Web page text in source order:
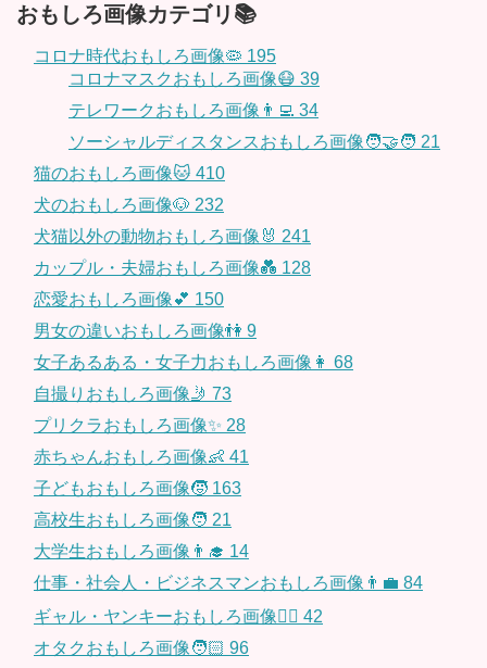
おもしろ画像カテゴリ📚
コロナ時代おもしろ画像🦠 195
コロナマスクおもしろ画像😷 39
テレワークおもしろ画像👨‍💻 34
ソーシャルディスタンスおもしろ画像🧑‍🤝‍🧑 21
猫のおもしろ画像🐱 410
犬のおもしろ画像🐶 232
犬猫以外の動物おもしろ画像🐰 241
カップル・夫婦おもしろ画像💑 128
恋愛おもしろ画像💕 150
男女の違いおもしろ画像👫 9
女子あるある・女子力おもしろ画像👩 68
自撮りおもしろ画像🤳 73
プリクラおもしろ画像✨ 28
赤ちゃんおもしろ画像👶 41
子どもおもしろ画像🧒 163
高校生おもしろ画像🧑 21
大学生おもしろ画像👨‍🎓 14
仕事・社会人・ビジネスマンおもしろ画像👨‍💼 84
ギャル・ヤンキーおもしろ画像👱‍♀️ 42
オタクおもしろ画像🧑🏻 96